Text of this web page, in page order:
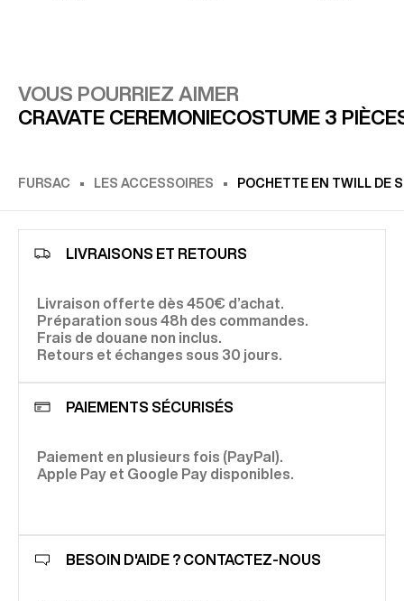
VOUS POURRIEZ AIMER
CRAVATE CEREMONIECOSTUME 3
FURSAC LES ACCESSOIRES POCHETTE EN TWILL DE
LIVRAISONS ET RETOURS
Livraison offerte dès 450€ d’achat.
Préparation sous 48h des commandes.
Frais de douane non inclus.
Retours et échanges sous 30 jours.
PAIEMENTS SÉCURISÉS
Paiement en plusieurs fois (PayPal).
Apple Pay et Google Pay disponibles.
BESOIN D'AIDE ? CONTACTEZ-NOUS